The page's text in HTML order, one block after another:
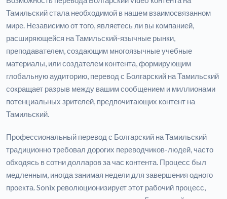
Тамильский стала необходимой в нашем взаимосвязанном
мире. Независимо от того, являетесь ли вы компанией,
расширяющейся на Тамильский-язычные рынки,
преподавателем, создающим многоязычные учебные
материалы, или создателем контента, формирующим
глобальную аудиторию, перевод с Болгарский на Тамильский
сокращает разрыв между вашим сообщением и миллионами
потенциальных зрителей, предпочитающих контент на
Тамильский.
Профессиональный перевод с Болгарский на Тамильский
традиционно требовал дорогих переводчиков-людей, часто
обходясь в сотни долларов за час контента. Процесс был
медленным, иногда занимая недели для завершения одного
проекта. Sonix революционизирует этот рабочий процесс,